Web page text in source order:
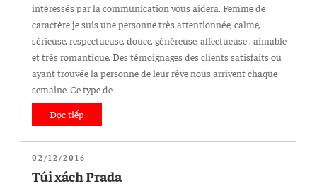
intéressés par la communication vous aidera. Femme de
caractère je suis une personne très attentionnée, calme,
sérieuse, respectueuse, douce, généreuse, affectueuse , aimable
et très romantique. Des témoignages des clients satisfaits ou
ayant trouvée la personne de leur rêve nous arrivent chaque
semaine. Ce type de …
Đọc tiếp
De
Serieux
ĐĂNG
TRONG
02/12/2016
Túi xách Prada